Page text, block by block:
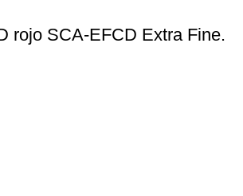
rojo SCA-EFCD Extra Fine.